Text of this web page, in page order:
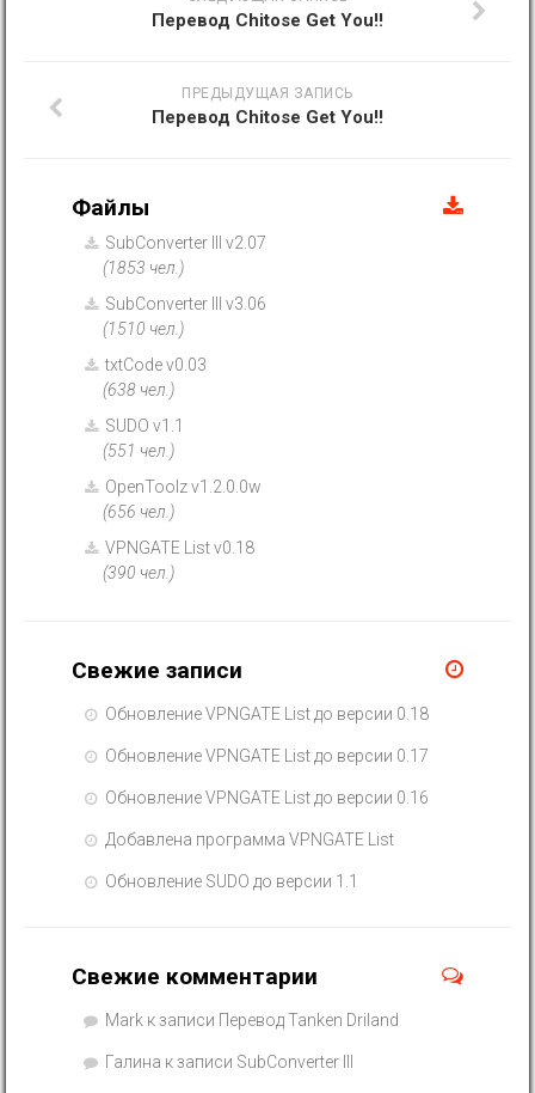
Перевод Chitose Get You!!
ПРЕДЫДУЩАЯ ЗАПИСЬ
Перевод Chitose Get You!!
Файлы
SubConverter III v2.07
(1853 чел.)
SubConverter III v3.06
(1510 чел.)
txtCode v0.03
(638 чел.)
SUDO v1.1
(551 чел.)
OpenToolz v1.2.0.0w
(656 чел.)
VPNGATE List v0.18
(390 чел.)
Свежие записи
Обновление VPNGATE List до версии 0.18
Обновление VPNGATE List до версии 0.17
Обновление VPNGATE List до версии 0.16
Добавлена программа VPNGATE List
Обновление SUDO до версии 1.1
Свежие комментарии
Mark к записи Перевод Tanken Driland
Галина к записи SubConverter III